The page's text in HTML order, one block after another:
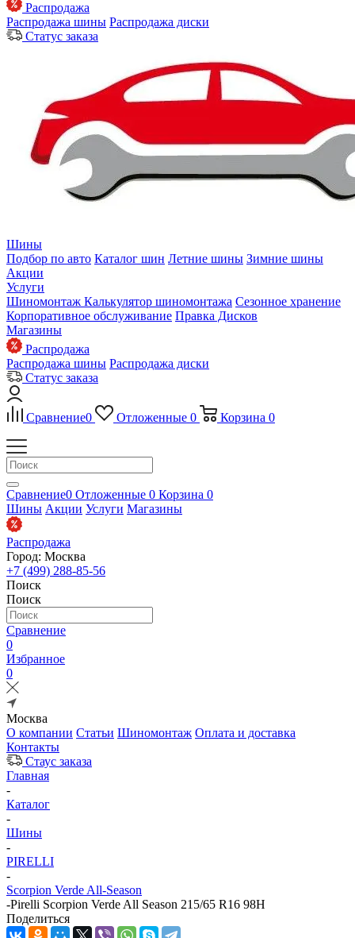
Распродажа
Распродажа шины Распродажа диски
Статус заказа
Шины
Подбор по авто Каталог шин Летние шины Зимние шины
Акции
Услуги
Шиномонтаж Калькулятор шиномонтажа Сезонное хранение
Корпоративное обслуживание Правка Дисков
Магазины
Распродажа
Распродажа шины Распродажа диски
Статус заказа
Сравнение0 Отложенные 0 Корзина 0
Сравнение0 Отложенные 0 Корзина 0
Шины Акции Услуги Магазины
Распродажа
Город: Москва
+7 (499) 288-85-56
Поиск
Поиск
Сравнение
0
Избранное
0
Москва
О компании Статьи Шиномонтаж Оплата и доставка
Контакты
Стаус заказа
Главная
-
Каталог
-
Шины
-
PIRELLI
-
Scorpion Verde All-Season
-Pirelli Scorpion Verde All Season 215/65 R16 98H
Поделиться